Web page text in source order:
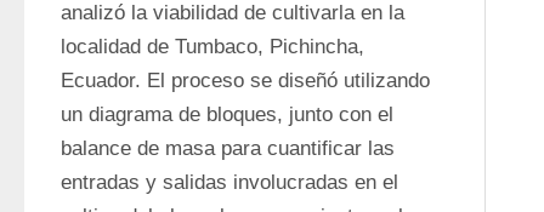
analizó la viabilidad de cultivarla en la
localidad de Tumbaco, Pichincha,
Ecuador. El proceso se diseñó utilizando
un diagrama de bloques, junto con el
balance de masa para cuantificar las
entradas y salidas involucradas en el